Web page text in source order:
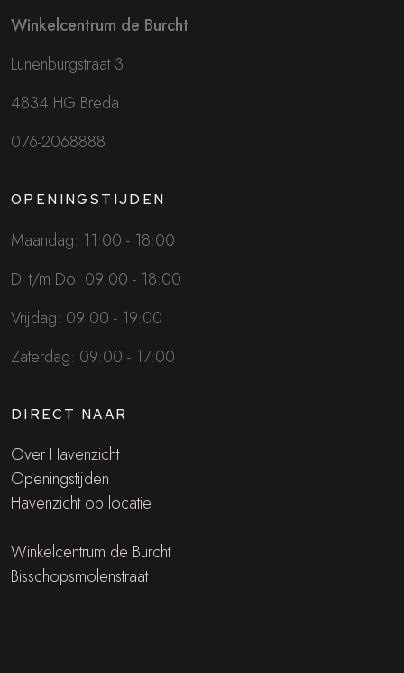
Winkelcentrum de Burcht
Lunenburgstraat 3
4834 HG Breda
076-2068888
OPENINGSTIJDEN
Maandag: 11:00 - 18:00
Di t/m Do: 09:00 - 18:00
Vrijdag: 09:00 - 19:00
Zaterdag: 09:00 - 17:00
DIRECT NAAR
Over Havenzicht
Openingstijden
Havenzicht op locatie
Winkelcentrum de Burcht
Bisschopsmolenstraat